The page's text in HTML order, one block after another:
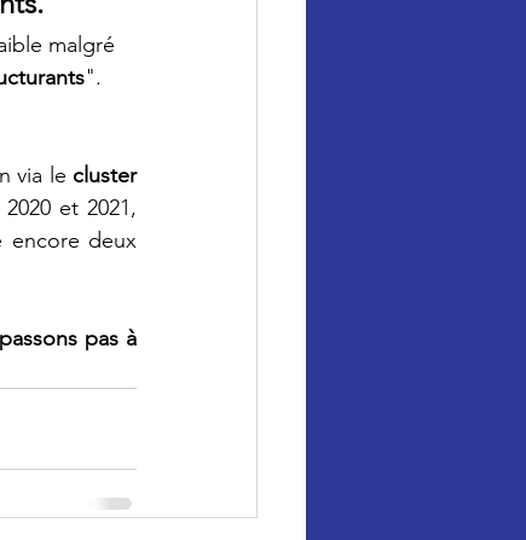
malgré
".
via le cluster
et 2021,
encore deux
pas à